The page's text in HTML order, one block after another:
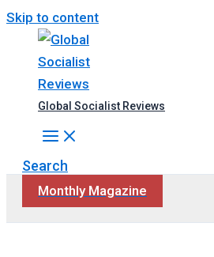
Skip to content
Global Socialist Reviews
Search
Monthly Magazine